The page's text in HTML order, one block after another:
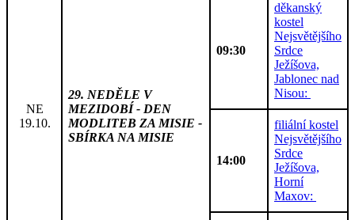
NE
19.10.
29. NEDĚLE V
MEZIDOBÍ - DEN
MODLITEB ZA MISIE -
SBÍRKA NA MISIE
09:30
děkanský
kostel
Nejsvětějšího
Srdce
Ježíšova,
Jablonec nad
Nisou:
14:00
filiální kostel
Nejsvětějšího
Srdce
Ježíšova,
Horní
Maxov: